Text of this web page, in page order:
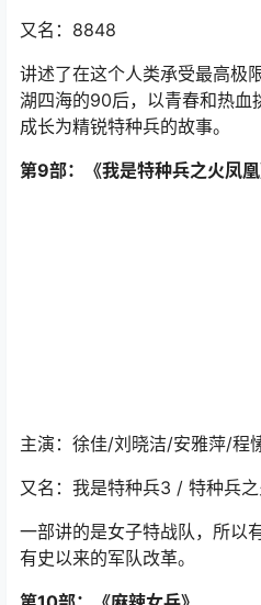
第8部：《雪域雄鹰》
主演：肖顺尧/冯丹滢/盛冠森/
又名：8848
湖四海的90后，以青春和热血
主演：徐佳/刘晓洁/安雅萍/程
又名：我是特种兵3 / 特种兵